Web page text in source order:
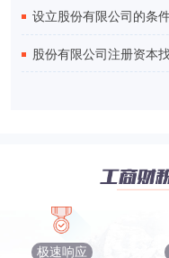
要多了解一下这个问题
理，但是在选择上也是
证效果最好，所以在每
前行。
设立股份有限公司的条
是两个人以上的人进行
则是没有办法设立成功
红的,你所获得的股份越
股份有限公司注册资本
在注册股份有限公司的
极速响应